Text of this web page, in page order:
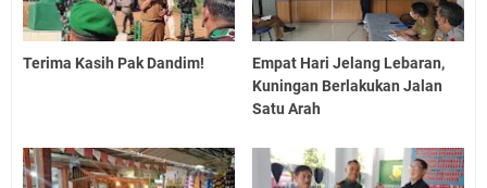
Terima Kasih Pak Dandim!
Empat Hari Jelang Lebaran,
Kuningan Berlakukan Jalan
Satu Arah